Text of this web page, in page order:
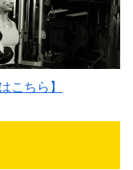
こちら】